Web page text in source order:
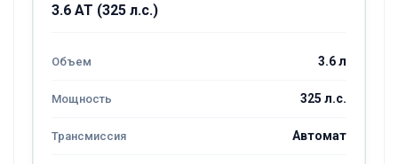
3.6 AT (325 л.с.)
3.6 л
325 л.с.
Автомат